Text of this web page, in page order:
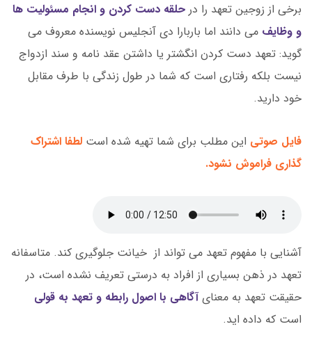
برخی از زوجین تعهد را در حلقه دست کردن و انجام مسئولیت ها
و وظایف می دانند اما باربارا دی آنجلیس نویسنده معروف می
گوید: تعهد دست کردن انگشتر یا داشتن عقد نامه و سند ازدواج
نیست بلکه رفتاری است که شما در طول زندگی با طرف مقابل
خود دارید.
فایل صوتی این مطلب برای شما تهیه شده است لطفا اشتراک
گذاری فراموش نشود.
آشنایی با مفهوم تعهد می تواند از خیانت جلوگیری کند. متاسفانه
تعهد در ذهن بسیاری از افراد به درستی تعریف نشده است، در
حقیقت تعهد به معنایآگاهی با اصول رابطه و تعهد به قولی
است که داده اید.